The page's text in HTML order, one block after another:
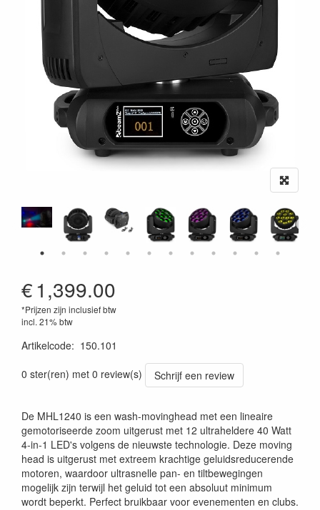
€1,399.00
*Prijzen zijn inclusief btw
incl. 21% btw
Artikelcode: 150.101
0 ster(ren) met 0 review(s)
Schrijf een review
De MHL1240 is een wash-movinghead met een lineaire
gemotoriseerde zoom uitgerust met 12 ultraheldere 40 Watt
4-in-1 LED's volgens de nieuwste technologie. Deze moving
head is uitgerust met extreem krachtige geluidsreducerende
motoren, waardoor ultrasnelle pan- en tiltbewegingen
mogelijk zijn terwijl het geluid tot een absoluut minimum
wordt beperkt. Perfect bruikbaar voor evenementen en clubs.